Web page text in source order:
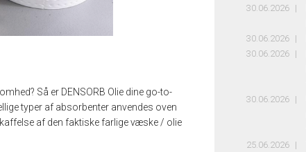
Så er DENSORB Olie dine go-to-
typer af absorbenter anvendes oven
af den faktiske farlige væske / olie
30.06.2026
30.06.2026
30.06.2026
30.06.2026
25.06.2026